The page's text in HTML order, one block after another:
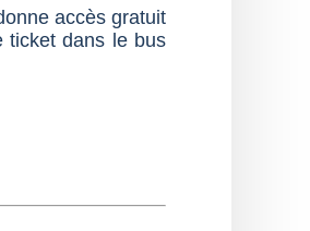
accès gratuit
ticket dans le bus